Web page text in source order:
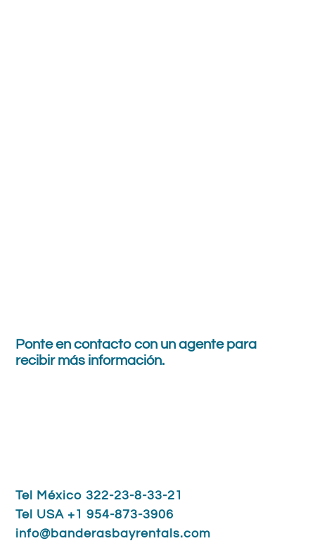
Ponte en contacto con un agente para
recibir más información.
Tel México 322-23-8-33-21
Tel USA +1 954-873-3906
info@banderasbayrentals.com